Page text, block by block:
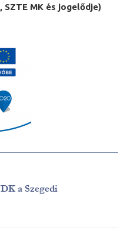
SZTE MK és jogelődje)
a Szegedi